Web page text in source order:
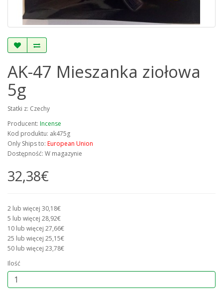
AK-47 Mieszanka ziołowa
5g
Statki z: Czechy
Producent: Incense
Kod produktu: ak475g
Only Ships to: European Union
Dostępność: W magazynie
32,38€
2 lub więcej 30,18€
5 lub więcej 28,92€
10 lub więcej 27,66€
25 lub więcej 25,15€
50 lub więcej 23,78€
Ilość